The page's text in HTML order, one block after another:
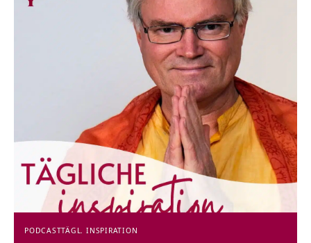
PODCASTTÄGL. INSPIRATION